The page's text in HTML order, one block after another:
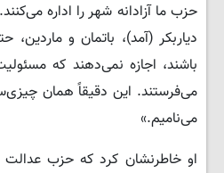
حزب ما آزادانه شهر را اداره
دیاربکر (آمد)، باتمان و
باشند، اجازه نمی‌دهند که
می‌فرستند. این دقیقاً همان
می‌نامیم.»